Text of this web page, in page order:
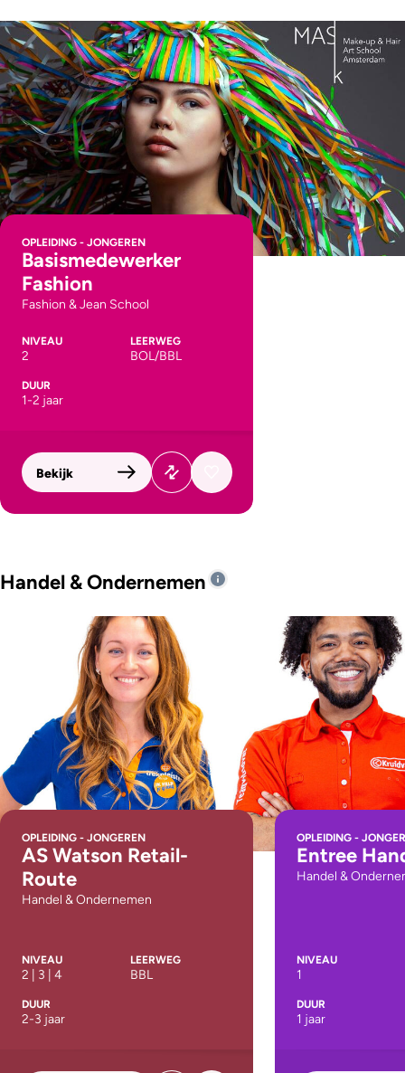
OPLEIDING - JONGEREN
Basismedewerker
Fashion
Fashion & Jean School
NIVEAU
2
LEERWEG
BOL/BBL
DUUR
1-2 jaar
Bekijk
Handel & Ondernemen
OPLEIDING - JONGEREN
AS Watson Retail-
Route
Handel & Ondernemen
NIVEAU
2 | 3 | 4
LEERWEG
BBL
DUUR
2-3 jaar
OPLEIDING -
Entree
Handel &
NIVEAU
1
DUUR
1 jaar